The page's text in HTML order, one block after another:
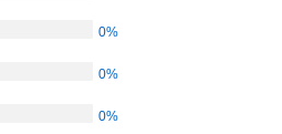
0%
0%
0%